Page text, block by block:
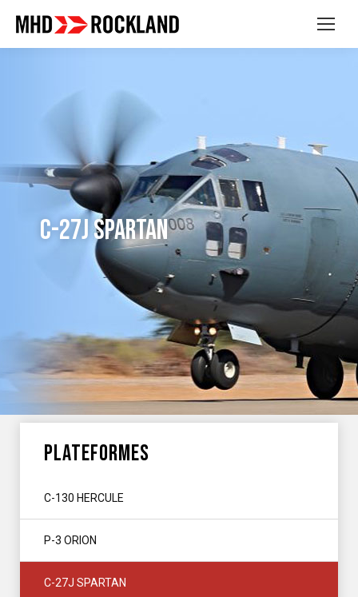
C-27J SPARTAN
PLATEFORMES
C-130 HERCULE
P-3 ORION
C-27J SPARTAN